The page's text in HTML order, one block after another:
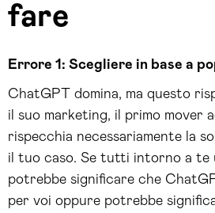
fare
Errore 1: Scegliere in base a
ChatGPT domina, ma questo
il suo marketing, il primo mover
rispecchia necessariamente la
il tuo caso. Se tutti intorno a te
potrebbe significare che
per voi oppure potrebbe